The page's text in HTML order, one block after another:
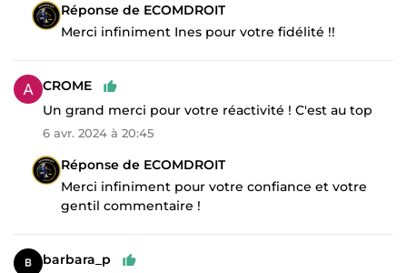
Réponse de ECOMDROIT
Merci infiniment Ines pour votre fidélité !!
CROME
Un grand merci pour votre réactivité ! C'est au top
6 avr. 2024 à 20:45
Réponse de ECOMDROIT
Merci infiniment pour votre confiance et votre
gentil commentaire !
barbara_p